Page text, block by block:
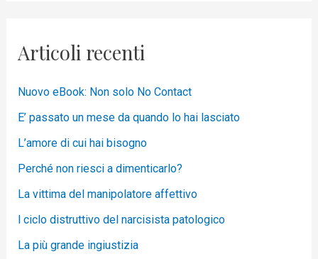
Articoli recenti
Nuovo eBook: Non solo No Contact
E’ passato un mese da quando lo hai lasciato
L’amore di cui hai bisogno
Perché non riesci a dimenticarlo?
La vittima del manipolatore affettivo
l ciclo distruttivo del narcisista patologico
La più grande ingiustizia